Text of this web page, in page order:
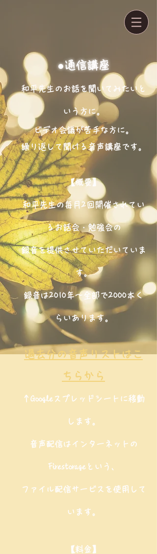
●通信講座
和平先生のお話を聞いてみたいと
いう方に。
ビデオ会議が苦手な方に。
繰り返して聞ける音声講座です。
【概要】
和平先生の毎月2回開催されてい
るお話会・勉強会の
録音を提供させていただいていま
す。
録音は2010年〜全部で2000本く
らいあります。
過去分の音声リストはこ
ちらから
↑Googleスプレッドシートに移動
します。
音声配信はインターネットの
Firestorageという、
ファイル配信サービスを使用して
います。
【料金】